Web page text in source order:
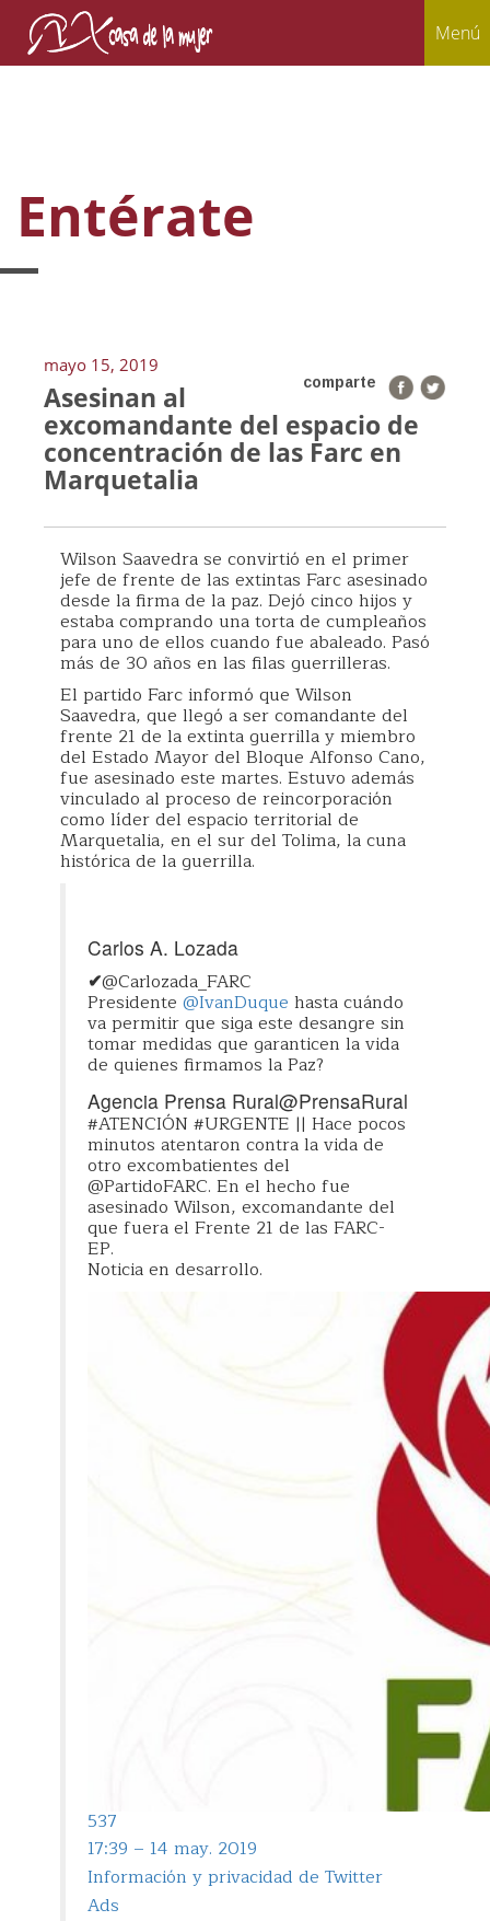
Menú
Entérate
mayo 15, 2019
comparte
Asesinan al
excomandante del espacio de
concentración de las Farc en
Marquetalia
Wilson Saavedra se convirtió en el primer
jefe de frente de las extintas Farc asesinado
desde la firma de la paz. Dejó cinco hijos y
estaba comprando una torta de cumpleaños
para uno de ellos cuando fue abaleado. Pasó
más de 30 años en las filas guerrilleras.
El partido Farc informó que Wilson
Saavedra, que llegó a ser comandante del
frente 21 de la extinta guerrilla y miembro
del Estado Mayor del Bloque Alfonso Cano,
fue asesinado este martes. Estuvo además
vinculado al proceso de reincorporación
como líder del espacio territorial de
Marquetalia, en el sur del Tolima, la cuna
histórica de la guerrilla.
Carlos A. Lozada
✔@Carlozada_FARC
Presidente @IvanDuque hasta cuándo
va permitir que siga este desangre sin
tomar medidas que garanticen la vida
de quienes firmamos la Paz?
Agencia Prensa Rural@PrensaRural
#ATENCIÓN #URGENTE || Hace pocos
minutos atentaron contra la vida de
otro excombatientes del
@PartidoFARC. En el hecho fue
asesinado Wilson, excomandante del
que fuera el Frente 21 de las FARC-
EP.
Noticia en desarrollo.
537
17:39 – 14 may. 2019
Información y privacidad de Twitter
Ads